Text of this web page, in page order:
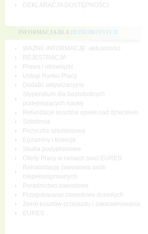
DEKLARACJA DOSTĘPNOŚCI
INFORMACJA DLA BEZROBOTNYCH
WAŻNE INFORMACJE -aktualności
REJESTRACJA
Prawa i obowiązki
Usługi Rynku Pracy
Dodatki aktywizacyjne
Stypendium dla bezrobotnych
podejmujących naukę
Refundacje kosztów opieki nad dzieckiem
Szkolenia
Pożyczka szkoleniowa
Egzaminy i licencje
Studia podyplomowe
Oferty Pracy w ramach sieci EURES
Rehabilitacja zawodowa osób
niepełnosprawnych
Poradnictwo zawodowe
Przygotowanie zawodowe dorosłych
Zwrot kosztów przejazdu i zakwaterowania
EURES